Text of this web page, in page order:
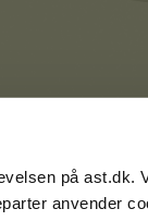
på ast.dk.
anvender